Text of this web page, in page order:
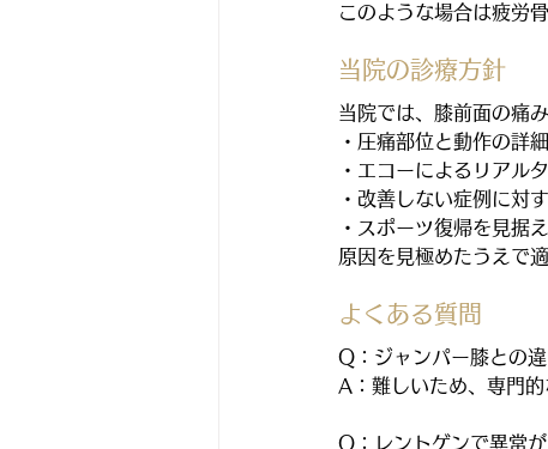
このような場合は疲労
当院の診療方針
当院では、膝前面の痛
・圧痛部位と動作の詳
・エコーによるリアル
・改善しない症例に対
・スポーツ復帰を見据
原因を見極めたうえで
よくある質問
Q：ジャンパー膝との
A：難しいため、専門
Q：レントゲンで異常